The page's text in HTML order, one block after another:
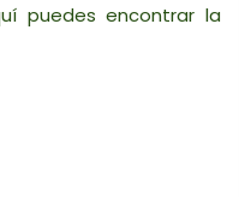
puedes encontrar la